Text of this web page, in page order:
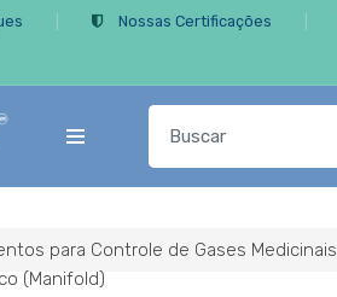
Nossas Certificações
for:
para Controle de Gases Medicinais
(Manifold)